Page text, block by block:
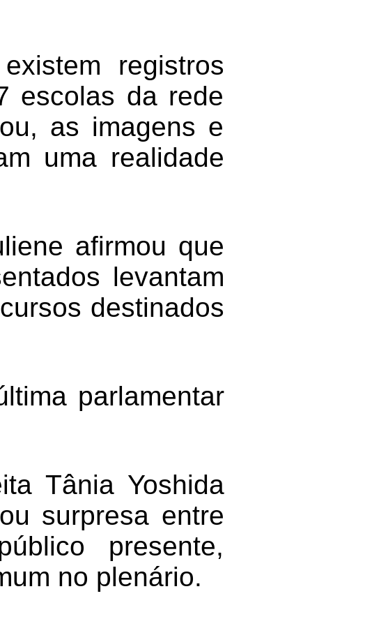
registros
escolas da rede
as imagens e
uma realidade
afirmou que
levantam
destinados
parlamentar
Tânia Yoshida
surpresa entre
presente,
no plenário.